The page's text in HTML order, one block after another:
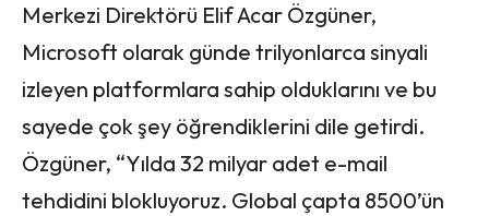
Merkezi Direktörü Elif Acar Özgüner,
Microsoft olarak günde trilyonlarca sinyali
izleyen platformlara sahip olduklarını ve bu
sayede çok şey öğrendiklerini dile getirdi.
Özgüner, “Yılda 32 milyar adet e-mail
tehdidini blokluyoruz. Global çapta 8500’ün